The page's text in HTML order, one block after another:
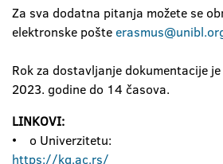
Za sva dodatna pitanja možete se
elektronske pošte
Rok za dostavljanje dokumentacije
2023. godine do 14 časova.
LINKOVI:
• o Univerzitetu:
https://kg.ac.rs/